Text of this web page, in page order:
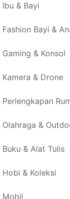
Ibu & Bayi
Fashion Bayi &
Gaming & Konsol
Kamera & Drone
Perlengkapan
Olahraga &
Buku & Alat Tulis
Hobi & Koleksi
Mobil